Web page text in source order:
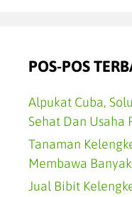
POS-POS
Alpukat Cuba,
Sehat Dan Usaha
Tanaman
Membawa
Jual Bibit